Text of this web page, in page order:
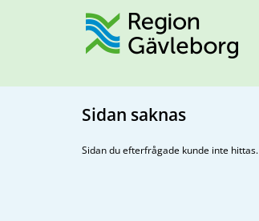
Sidan saknas
Sidan du efterfrågade kunde inte hittas.